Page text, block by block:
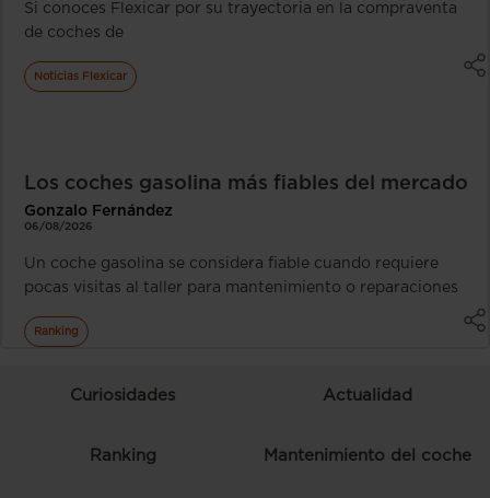
Si conoces Flexicar por su trayectoria en la compraventa
de coches de
Noticias Flexicar
Los coches gasolina más fiables del mercado
Gonzalo Fernández
06/08/2026
Un coche gasolina se considera fiable cuando requiere
pocas visitas al taller para mantenimiento o reparaciones
Ranking
Curiosidades Actualidad
Ranking Mantenimiento del coche